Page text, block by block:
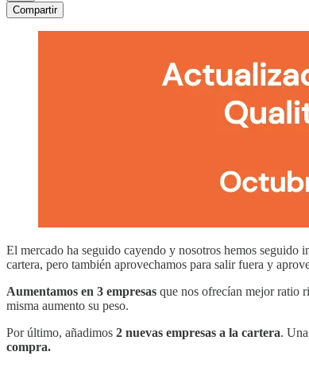
Compartir
El mercado ha seguido cayendo y nosotros hemos seguido
cartera, pero también aprovechamos para salir fuera y
Aumentamos en 3 empresas que nos ofrecían mejor ratio
misma aumento su peso.
Por último, añadimos 2 nuevas empresas a la cartera.
compra.